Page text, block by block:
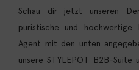
Schau dir jetzt unseren
puristische und
Agent mit den unten
unsere STYLEPOT B2B-Suite